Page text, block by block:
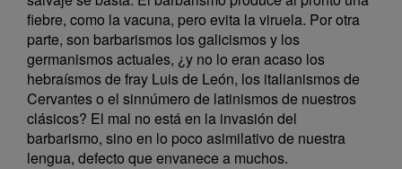
fiebre, como la vacuna, pero evita la viruela. Por otra
parte, son barbarismos los galicismos y los
germanismos actuales, ¿y no lo eran acaso los
hebraísmos de fray Luis de León, los italianismos de
Cervantes o el sinnúmero de latinismos de nuestros
clásicos? El mal no está en la invasión del
barbarismo, sino en lo poco asimilativo de nuestra
lengua, defecto que envanece a muchos.